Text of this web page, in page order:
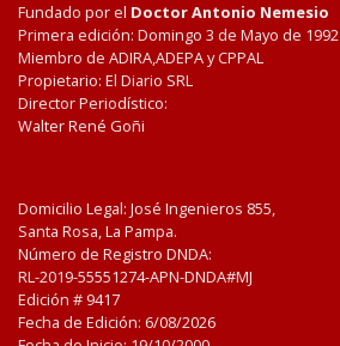
Fundado por el Doctor Antonio Nemesio
Primera edición: Domingo 3 de Mayo de 1992
Miembro de ADIRA,ADEPA y CPPAL
Propietario: El Diario SRL
Director Periodístico:
Walter René Goñi
Domicilio Legal: José Ingenieros 855,
Santa Rosa, La Pampa.
Número de Registro DNDA:
RL-2019-55551274-APN-DNDA#MJ
Edición # 9417
Fecha de Edición: 6/08/2026